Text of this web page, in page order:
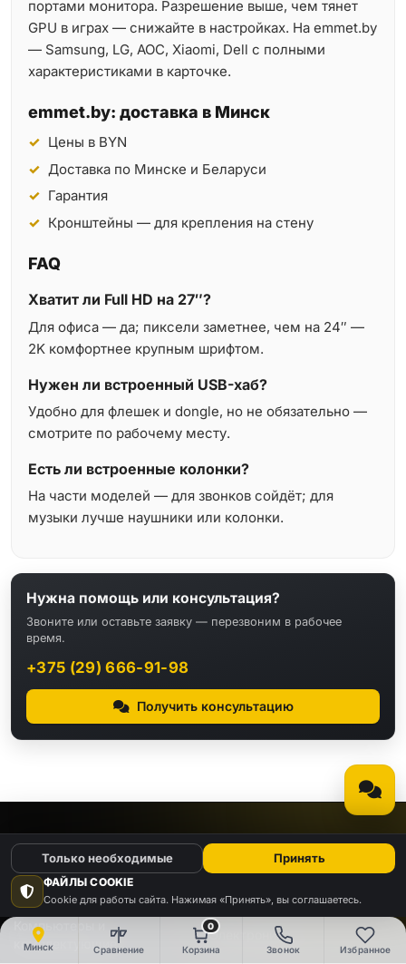
Минск Сравнение
0
Корзина Звонок Избранное
портами монитора. Разрешение выше, чем тянет
GPU в играх — снижайте в настройках. На emmet.by
— Samsung, LG, AOC, Xiaomi, Dell с полными
характеристиками в карточке.
emmet.by: доставка в Минск
Цены в BYN
Доставка по Минске и Беларуси
Гарантия
Кронштейны — для крепления на стену
FAQ
Хватит ли Full HD на 27″?
Для офиса — да; пиксели заметнее, чем на 24″ —
2K комфортнее крупным шрифтом.
Нужен ли встроенный USB-хаб?
Удобно для флешек и dongle, но не обязательно —
смотрите по рабочему месту.
Есть ли встроенные колонки?
На части моделей — для звонков сойдёт; для
музыки лучше наушники или колонки.
Нужна помощь или консультация?
Звоните или оставьте заявку — перезвоним в рабочее
время.
+375 (29) 666-91-98
Получить консультацию
КАТАЛОГ
Видео Аудио
Компьютеры и
комплектующие
Электроника
ФАЙЛЫ COOKIE
Cookie для работы сайта. Нажимая «Принять», вы соглашаетесь.
Только необходимые Принять